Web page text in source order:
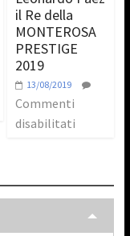
il Re della
MONTEROSA
PRESTIGE
2019
13/08/2019
Commenti
disabilitati